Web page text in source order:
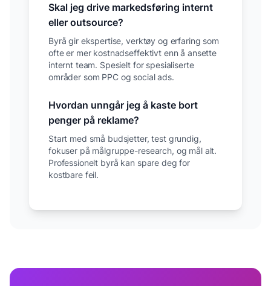
Skal jeg drive markedsføring internt
eller outsource?
Byrå gir ekspertise, verktøy og erfaring som
ofte er mer kostnadseffektivt enn å ansette
internt team. Spesielt for spesialiserte
områder som PPC og social ads.
Hvordan unngår jeg å kaste bort
penger på reklame?
Start med små budsjetter, test grundig,
fokuser på målgruppe-research, og mål alt.
Professionelt byrå kan spare deg for
kostbare feil.